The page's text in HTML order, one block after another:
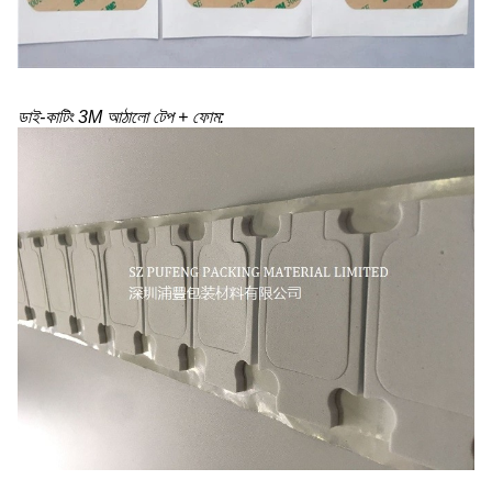
ডাই-কাটিং 3M আঠালো টেপ + ফোম: